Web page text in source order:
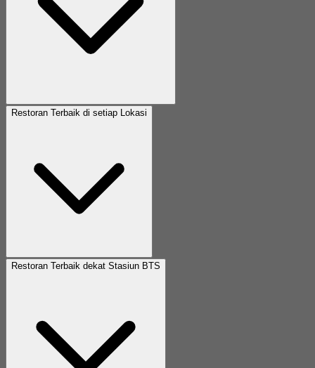
Restoran Terbaik di setiap Lokasi
Restoran Terbaik dekat Stasiun BTS